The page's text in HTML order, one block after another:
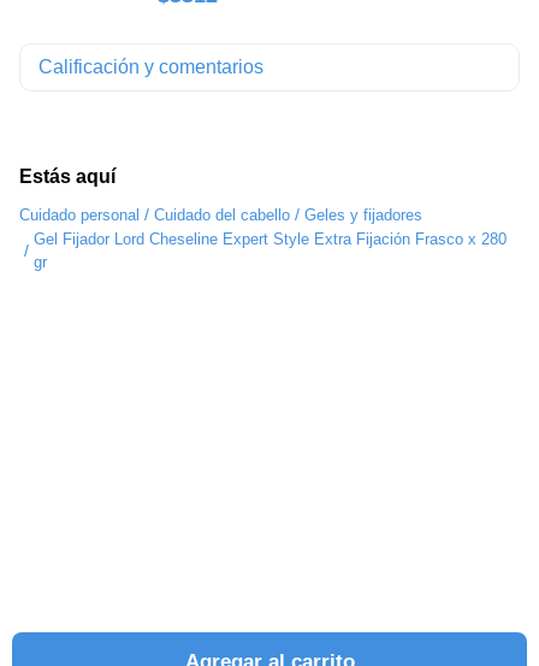
Estás aquí
Cuidado personal / Cuidado del cabello / Geles y fijadores
/
Gel Fijador Lord Cheseline Expert Style Extra Fijación Frasco x 280
gr
Calificación y comentarios